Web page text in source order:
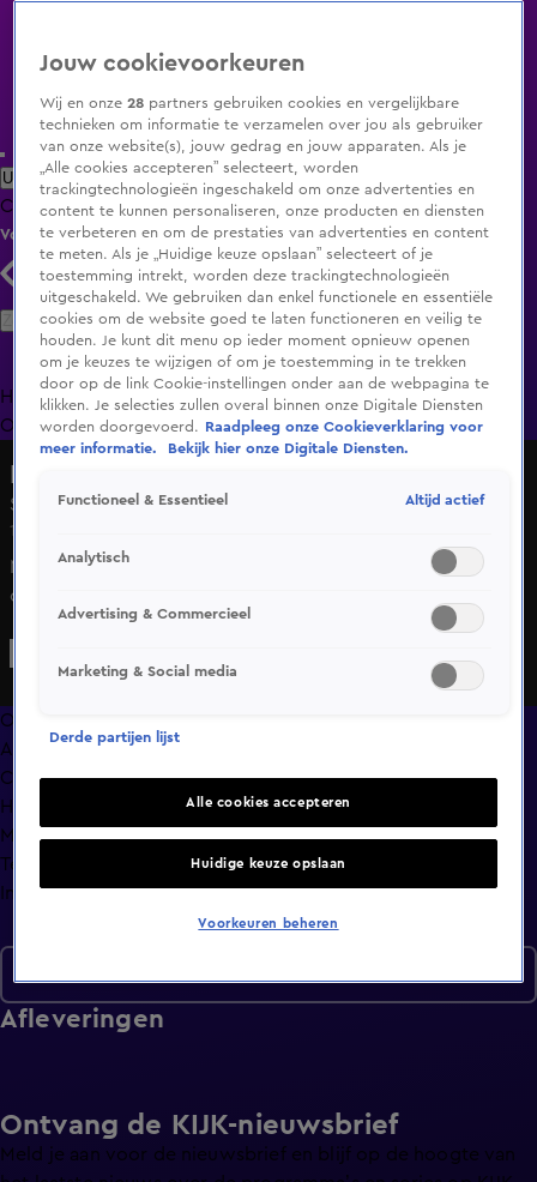
Uitzending Gemist Populaire programma's Zenders Genres
ClipsFilmsRadioSmart TV inlogShop
Volg KIJK
Zoeken
HomeUitzending Gemist Programma's De Bondgenoten
OranjezomerLivestreamsShop
Seizoen 2, aflevering 148
14 mei 2025, 19:32
Nieuwe deelnemers maken hun entree, waaronder een
oude bekende.
Overzicht
Afleveringen
Clips
Hoe is het nu met?
Macdate met Nick Eshuis
Terugblik
Info
Afleveringen
Ontvang de KIJK-nieuwsbrief
Meld je aan voor de nieuwsbrief en blijf op de hoogte van
Jouw cookievoorkeuren
Wij en onze28 partners gebruiken cookies en vergelijkbare
technieken om informatie te verzamelen over jou als gebruiker
van onze website(s), jouw gedrag en jouw apparaten. Als je
„Alle cookies accepteren” selecteert, worden
trackingtechnologieën ingeschakeld om onze advertenties en
content te kunnen personaliseren, onze producten en diensten
te verbeteren en om de prestaties van advertenties en content
te meten. Als je „Huidige keuze opslaan” selecteert of je
toestemming intrekt, worden deze trackingtechnologieën
uitgeschakeld. We gebruiken dan enkel functionele en essentiële
cookies om de website goed te laten functioneren en veilig te
houden. Je kunt dit menu op ieder moment opnieuw openen
om je keuzes te wijzigen of om je toestemming in te trekken
door op de link Cookie-instellingen onder aan de webpagina te
klikken. Je selecties zullen overal binnen onze Digitale Diensten
worden doorgevoerd.
Raadpleeg onze Cookieverklaring voor
meer informatie.
Bekijk hier onze Digitale Diensten.
Functioneel & Essentieel Altijd actief
Analytisch
Advertising & Commercieel
Marketing & Social media
Derde partijen lijst
Alle cookies accepteren
Huidige keuze opslaan
Voorkeuren beheren